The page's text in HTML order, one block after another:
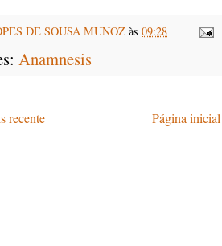
DE SOUSA MUNOZ às 09:28
Anamnesis
recente Página inicial